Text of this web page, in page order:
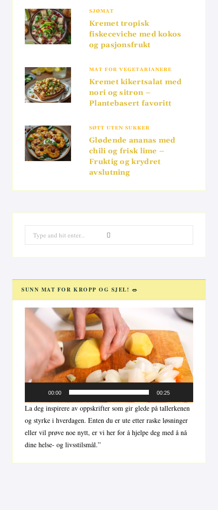
SJØMAT
Kremet tropisk
fiskeceviche med kokos
og pasjonsfrukt
MAT FOR VEGETARIANERE
Kremet kikertsalat med
nori og sitron –
Plantebasert favoritt
SØTT UTEN SUKKER
Glødende ananas med
chili og frisk lime –
Fruktig og krydret
avslutning
for:
SUNN MAT FOR KROPP OG SJEL! 🥗
Videoavspiller
00:00 00:25
La deg inspirere av oppskrifter som gir glede på tallerkenen
og styrke i hverdagen. Enten du er ute etter raske løsninger
eller vil prøve noe nytt, er vi her for å hjelpe deg med å nå
dine helse- og livsstilsmål.”